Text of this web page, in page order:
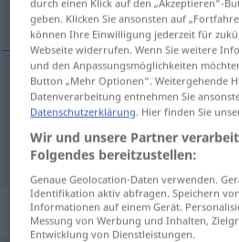
manejar, manipular, aplicar
manejar,manipular
aplicar handhaben Gesetzetc
Synonyme für
durch einen Klick auf den „Akzeptieren“-
geben. Klicken Sie ansonsten auf
können Ihre Einwilligung jederzeit für
Webseite widerrufen. Wenn Sie weitere
und den Anpassungsmöglichkeiten
Button „Mehr Optionen“. Weitergehende
Datenverarbeitung entnehmen Sie
Datenschutzerklärung. Hier finden Sie
Wir und unsere Partner
Folgendes bereitzustellen:
Genaue Geolocation-Daten verwenden.
Identifikation aktiv abfragen. Speichern
Informationen auf einem Gerät.
Messung von Werbung und Inhalten,
Entwicklung von Dienstleistungen.